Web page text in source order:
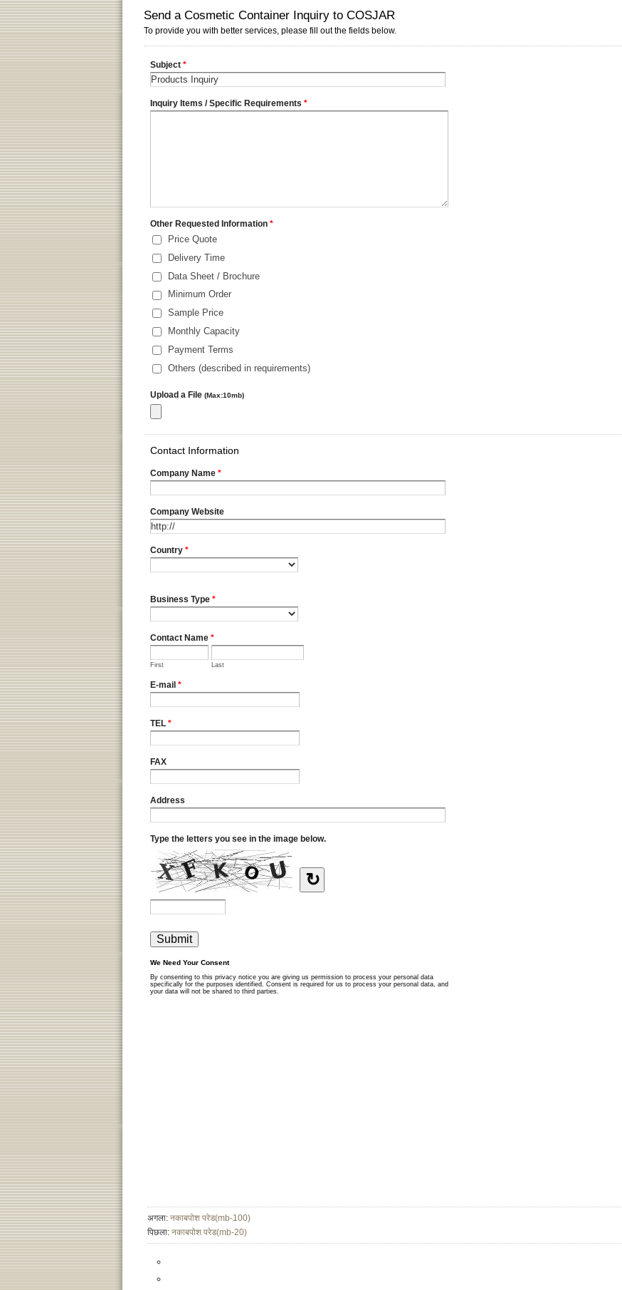
अगला: नकाबपोश परेड(mb-100)
पिछला: नकाबपोश परेड(mb-20)